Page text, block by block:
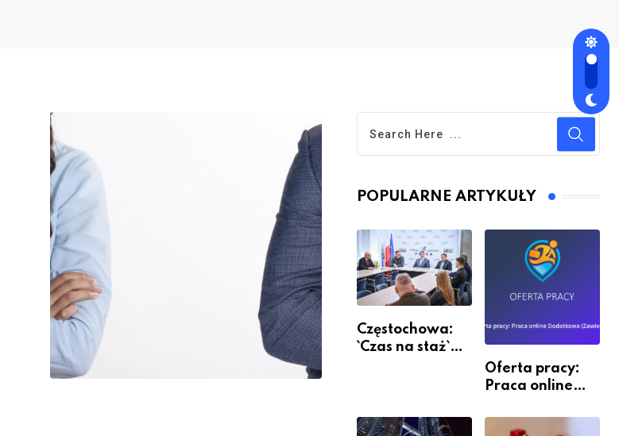
POPULARNE ARTYKUŁY
Częstochowa:
`Czas na staż`
Oferta pracy:
Praca online
(Zawiercie)